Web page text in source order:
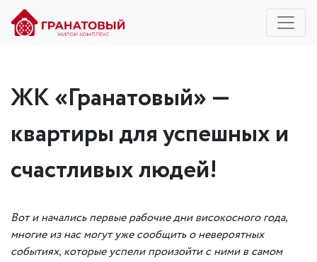
ЖК «Гранатовый» —
квартиры для успешных и
счастливых людей!
Вот и начались первые рабочие дни високосного года,
многие из нас могут уже сообщить о невероятных
событиях, которые успели произойти с ними всамом